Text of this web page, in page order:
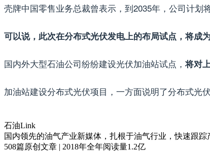
壳牌中国零售业务总裁曾表示，到2035年，公司计划
可以说，此次在分布式光伏发电上的布局试点，将成
国内外大型石油公司纷纷建设光伏加油站试点，将对
加油站建设分布式光伏项目，一方面说明了分布式光
石油Link
国内领先的油气产业新媒体，扎根于油气行业，快速跟
508篇原创文章 | 2018年全年阅读量1.2亿